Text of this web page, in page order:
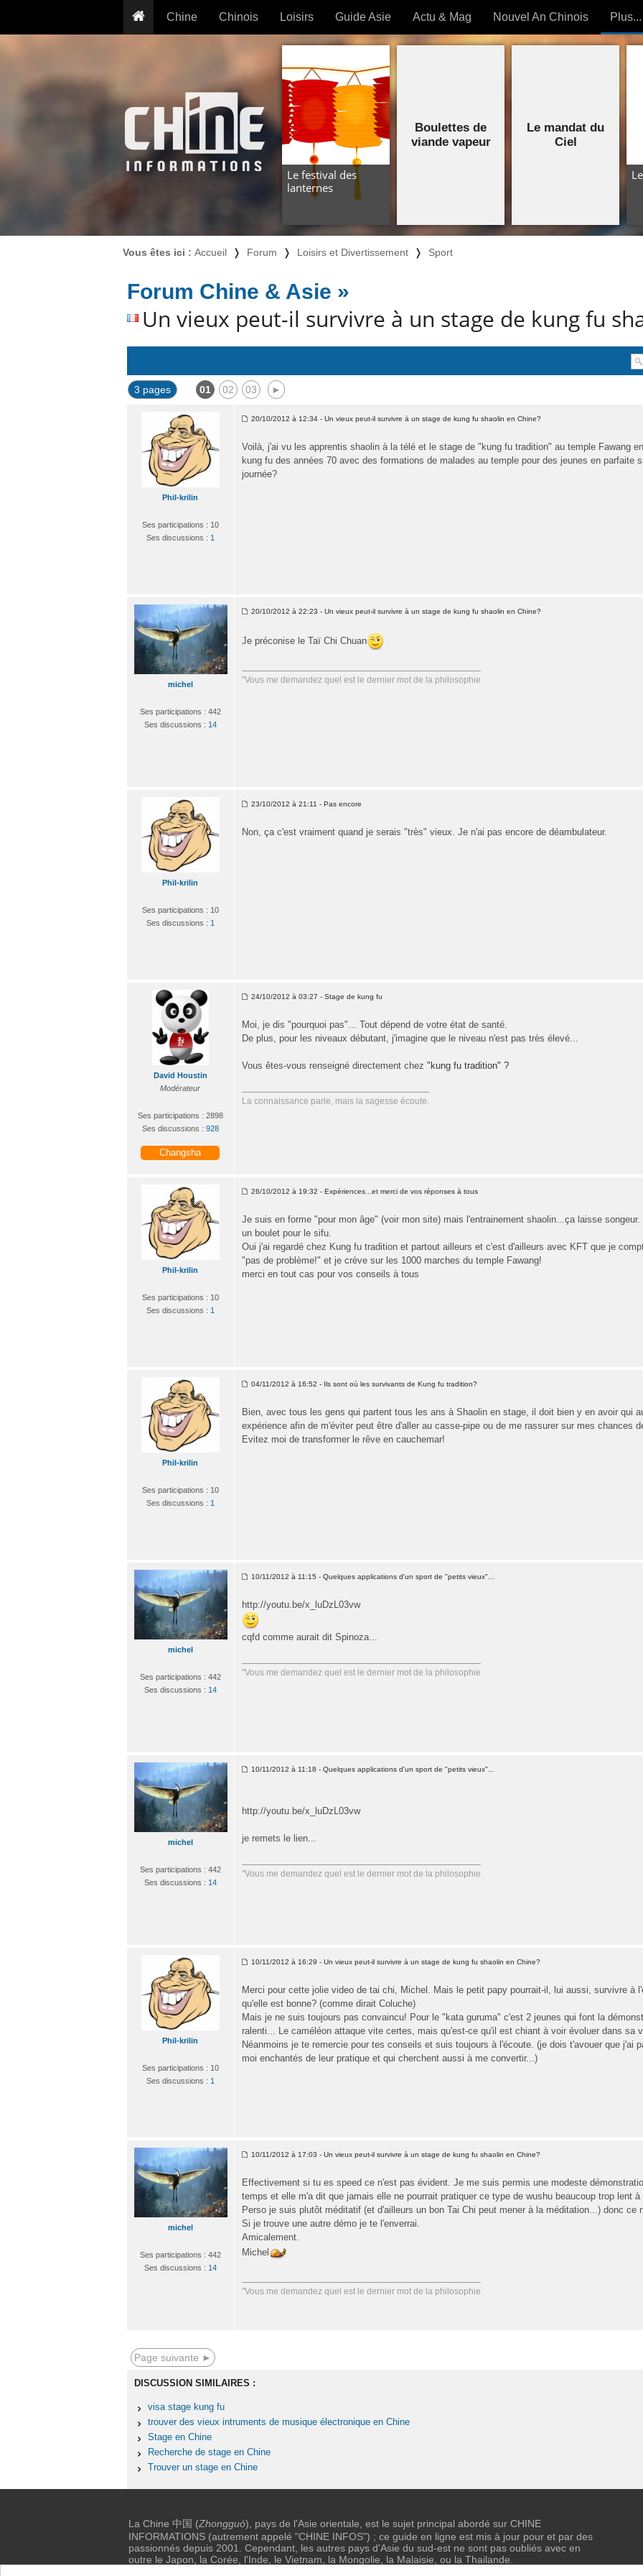
Chine
Conseils voyageurs
Plantes médicinales
Cuisine
Chinois
Grammaire
Traducteur
Exos & Flashcards
+50 Outils
Loisirs
Prénom
Signe
Tatouage
PLUS (24 OUTILS) »
Guide Asie Actu & Mag
Magazine
Nouvel An Chinois Plus...
Forum
Le festival des
lanternes
Boulettes de
viande vapeur
Le mandat du
Ciel
Vous êtes ici : Accueil ❭ Forum ❭ Loisirs et Divertissement ❭ Sport
Forum Chine & Asie »
Un vieux peut-il survivre à un stage de kung fu
3 pages 01 02 03 ►
Phil-krilin
Ses participations : 10
Ses discussions : 1
20/10/2012 à 12:34 - Un vieux peut-il survivre à un stage de kung fu shaolin en Chine?
Voilà, j'ai vu les apprentis shaolin à la télé et le stage de "kung fu tradition" au temple Fawang
kung fu des années 70 avec des formations de malades au temple pour des jeunes en parfaite
journée?
michel
Ses participations : 442
Ses discussions : 14
20/10/2012 à 22:23 - Un vieux peut-il survivre à un stage de kung fu shaolin en Chine?
Je préconise le Taï Chi Chuan
"Vous me demandez quel est le dernier mot de la philosophie
Phil-krilin
Ses participations : 10
Ses discussions : 1
23/10/2012 à 21:11 - Pas encore
Non, ça c'est vraiment quand je serais "très" vieux. Je n'ai pas encore de déambulateur.
David Houstin
Modérateur
Ses participations : 2898
Ses discussions : 928
Changsha
24/10/2012 à 03:27 - Stage de kung fu
Moi, je dis "pourquoi pas"... Tout dépend de votre état de santé.
De plus, pour les niveaux débutant, j'imagine que le niveau n'est pas très élevé...
Vous êtes-vous renseigné directement chez "kung fu tradition" ?
La connaissance parle, mais la sagesse écoute.
Phil-krilin
Ses participations : 10
Ses discussions : 1
26/10/2012 à 19:32 - Expériences...et merci de vos réponses à tous
Je suis en forme "pour mon âge" (voir mon site) mais l'entrainement shaolin...ça laisse
un boulet pour le sifu.
Oui j'ai regardé chez Kung fu tradition et partout ailleurs et c'est d'ailleurs avec KFT que je
"pas de problème!" et je crève sur les 1000 marches du temple Fawang!
merci en tout cas pour vos conseils à tous
Phil-krilin
Ses participations : 10
Ses discussions : 1
04/11/2012 à 16:52 - Ils sont où les survivants de Kung fu tradition?
Bien, avec tous les gens qui partent tous les ans à Shaolin en stage, il doit bien y en avoir qui
expérience afin de m'éviter peut être d'aller au casse-pipe ou de me rassurer sur mes chances
Evitez moi de transformer le rêve en cauchemar!
michel
Ses participations : 442
Ses discussions : 14
10/11/2012 à 11:15 - Quelques applications d'un sport de "petits vieux"...
http://youtu.be/x_luDzL03vw
cqfd comme aurait dit Spinoza...
"Vous me demandez quel est le dernier mot de la philosophie
michel
Ses participations : 442
Ses discussions : 14
10/11/2012 à 11:18 - Quelques applications d'un sport de "petits vieux"...
http://youtu.be/x_luDzL03vw
je remets le lien...
"Vous me demandez quel est le dernier mot de la philosophie
Phil-krilin
Ses participations : 10
Ses discussions : 1
10/11/2012 à 16:29 - Un vieux peut-il survivre à un stage de kung fu shaolin en Chine?
Merci pour cette jolie video de tai chi, Michel. Mais le petit papy pourrait-il, lui aussi, survivre à
qu'elle est bonne? (comme dirait Coluche)
Mais je ne suis toujours pas convaincu! Pour le "kata guruma" c'est 2 jeunes qui font la
ralenti... Le caméléon attaque vite certes, mais qu'est-ce qu'il est chiant à voir évoluer dans sa
Néanmoins je te remercie pour tes conseils et suis toujours à l'écoute. (je dois t'avouer que j'ai
moi enchantés de leur pratique et qui cherchent aussi à me convertir...)
michel
Ses participations : 442
Ses discussions : 14
10/11/2012 à 17:03 - Un vieux peut-il survivre à un stage de kung fu shaolin en Chine?
Effectivement si tu es speed ce n'est pas évident. Je me suis permis une modeste
temps et elle m'a dit que jamais elle ne pourrait pratiquer ce type de wushu beaucoup trop lent
Perso je suis plutôt méditatif (et d'ailleurs un bon Tai Chi peut mener à la méditation...) donc ce
Si je trouve une autre démo je te l'enverrai.
Amicalement.
Michel
"Vous me demandez quel est le dernier mot de la philosophie
Page suivante ►
DISCUSSION SIMILAIRES :
visa stage kung fu
trouver des vieux intruments de musique électronique en Chine
Stage en Chine
Recherche de stage en Chine
Trouver un stage en Chine
La Chine 中国 (Zhongguó), pays de l'Asie orientale, est le sujet principal abordé sur CHINE
INFORMATIONS (autrement appelé "CHINE INFOS") ; ce guide en ligne est mis à jour pour et par des
passionnés depuis 2001. Cependant, les autres pays d'Asie du sud-est ne sont pas oubliés avec en
outre le Japon, la Corée, l'Inde, le Vietnam, la Mongolie, la Malaisie, ou la Thailande.